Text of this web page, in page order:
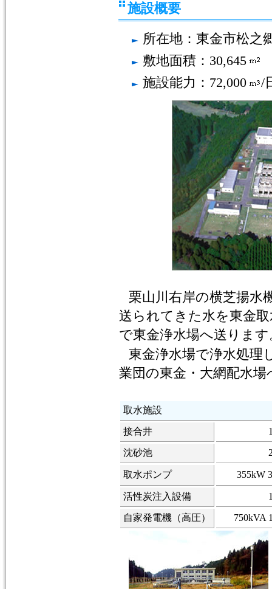
施設概要
所在地：東金市松
敷地面積：30,645
施設能力：72,000
/
栗山川右岸の横芝揚水
送られてきた水を東金
で東金浄水場へ送ります
東金浄水場で浄水処理
業団の東金・大網配水
取水施設
接合井
沈砂池
取水ポンプ 355kW
活性炭注入設備
自家発電機（高圧） 750kVA